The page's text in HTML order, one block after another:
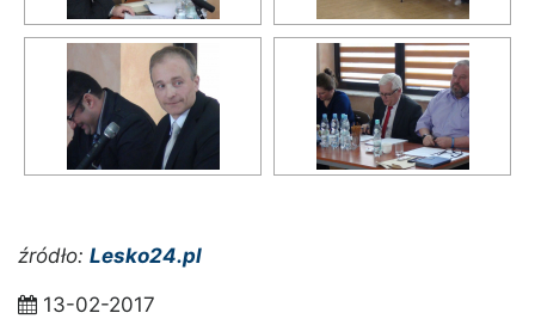
źródło: Lesko24.pl
13-02-2017